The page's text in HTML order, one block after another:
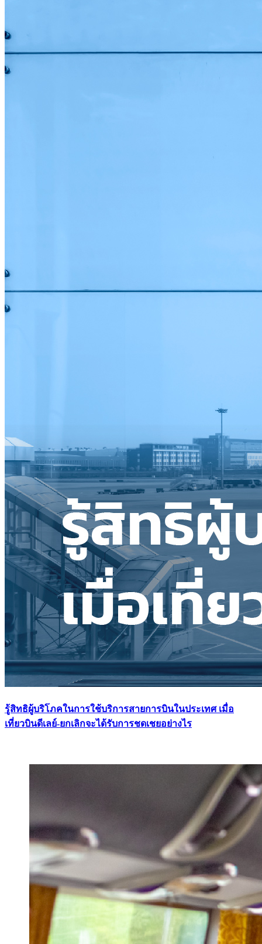
รู้สิทธิผู้บริโภคในการใช้บริการสายการบินในประเทศ เมื่อ
เที่ยวบินดีเลย์-ยกเลิกจะได้รับการชดเชยอย่างไร